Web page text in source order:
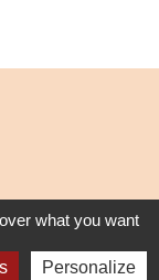
what you want
Personalize